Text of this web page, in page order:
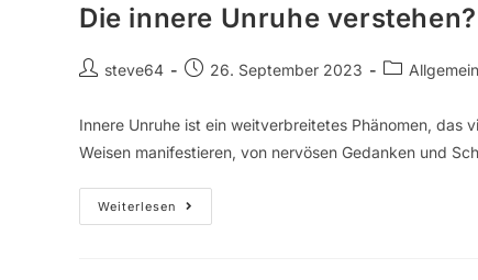
Die innere Unruhe verstehen?
steve64 26. September 2023 Allgemein
Innere Unruhe ist ein weitverbreitetes Phänomen,
Weisen manifestieren, von nervösen Gedanken und
Weiterlesen